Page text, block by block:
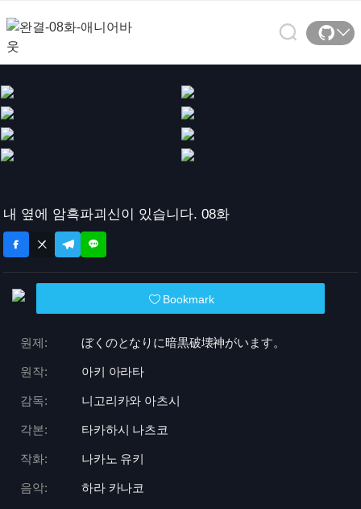
내 옆에 암흑파괴신이 있습니다. 08화
Bookmark
원제: ぼくのとなりに暗黒破壊神がいます。
원작: 아키 아라타
감독: 니고리카와 아츠시
각본: 타카하시 나츠코
작화: 나카노 유키
음악: 하라 카나코